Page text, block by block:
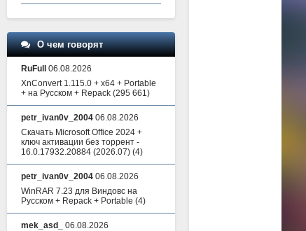
О чем говорят
RuFull
06.08.2026
XnConvert 1.115.0 + x64 + Portable
+ на Русском + Repack (295 661)
petr_ivan0v_2004 06.08.2026
Скачать Microsoft Office 2024 +
ключ активации без торрент -
16.0.17932.20884 (2026.07) (4)
petr_ivan0v_2004 06.08.2026
WinRAR 7.23 для Виндовс на
Русском + Repack + Portable (4)
mek_asd_
06.08.2026